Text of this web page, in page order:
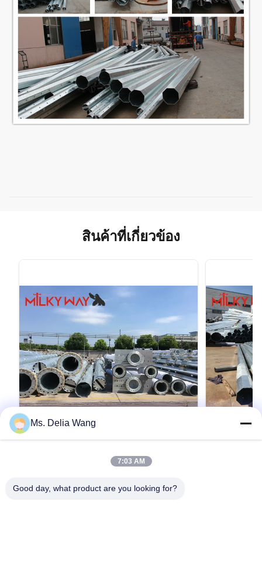
สินค้าที่เกี่ยวข้อง
โทรคมนาคมด้วยการประกอบอย่างรวดเร็ว
โทรคมนาคมด้วยการประกอบอย่างรวดเร็วและการ
Ms. Delia Wang
7:03 AM
Good day, what product are you looking for?